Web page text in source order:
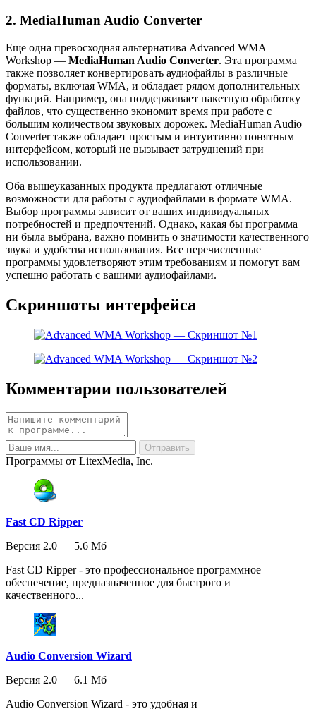
2. MediaHuman Audio Converter
Еще одна превосходная альтернатива Advanced WMA
Workshop — MediaHuman Audio Converter. Эта программа
также позволяет конвертировать аудиофайлы в различные
форматы, включая WMA, и обладает рядом дополнительных
функций. Например, она поддерживает пакетную обработку
файлов, что существенно экономит время при работе с
большим количеством звуковых дорожек. MediaHuman Audio
Converter также обладает простым и интуитивно понятным
интерфейсом, который не вызывает затруднений при
использовании.
Оба вышеуказанных продукта предлагают отличные
возможности для работы с аудиофайлами в формате WMA.
Выбор программы зависит от ваших индивидуальных
потребностей и предпочтений. Однако, какая бы программа
ни была выбрана, важно помнить о значимости качественного
звука и удобства использования. Все перечисленные
программы удовлетворяют этим требованиям и помогут вам
успешно работать с вашими аудиофайлами.
Скриншоты интерфейса
Комментарии пользователей
Программы от LitexMedia, Inc.
Fast CD Ripper
Версия 2.0 — 5.6 Мб
Fast CD Ripper - это профессиональное программное
обеспечение, предназначенное для быстрого и
качественного...
Audio Conversion Wizard
Версия 2.0 — 6.1 Мб
Audio Conversion Wizard - это удобная и